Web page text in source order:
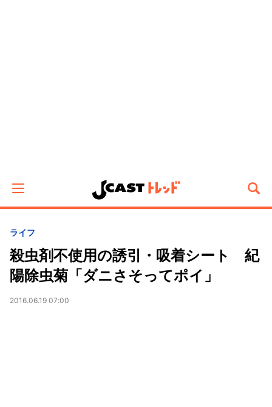
ライフ
殺虫剤不使用の誘引・吸着シート 紀
陽除虫菊「ダニさそってポイ」
2016.06.19 07:00